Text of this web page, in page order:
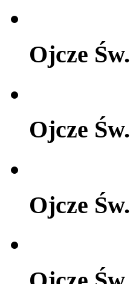
Ojcze
Ojcze
Ojcze